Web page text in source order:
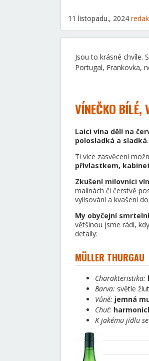
11 listopadu., 2024
Jsou to krásné chvíle.
Portugal, Frankovka,
VÍNEČKO BÍLÉ,
Laici vína dělí na
polosladká a sladká.
Ti více zasvěcení
přívlastkem,
Zkušení milovníci
malinách či čerstvě
vylisování a kvašení
My obyčejní
většinou jsme rádi,
detaily:
MÜLLER THURGAU
Charakteristika:
Barva: světle
Vůně: jemná
Chuť:
K jakému jídlu